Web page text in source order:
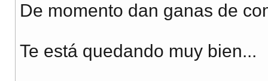
De momento dan ganas de
Te está quedando muy bien...